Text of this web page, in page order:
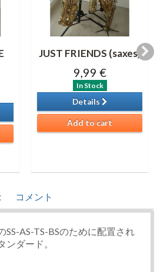
JUST FRIENDS (saxes)
9,99 €
In Stock
Details
Add to cart
コメント
AS-TS-BSのために配置され
ンダード。